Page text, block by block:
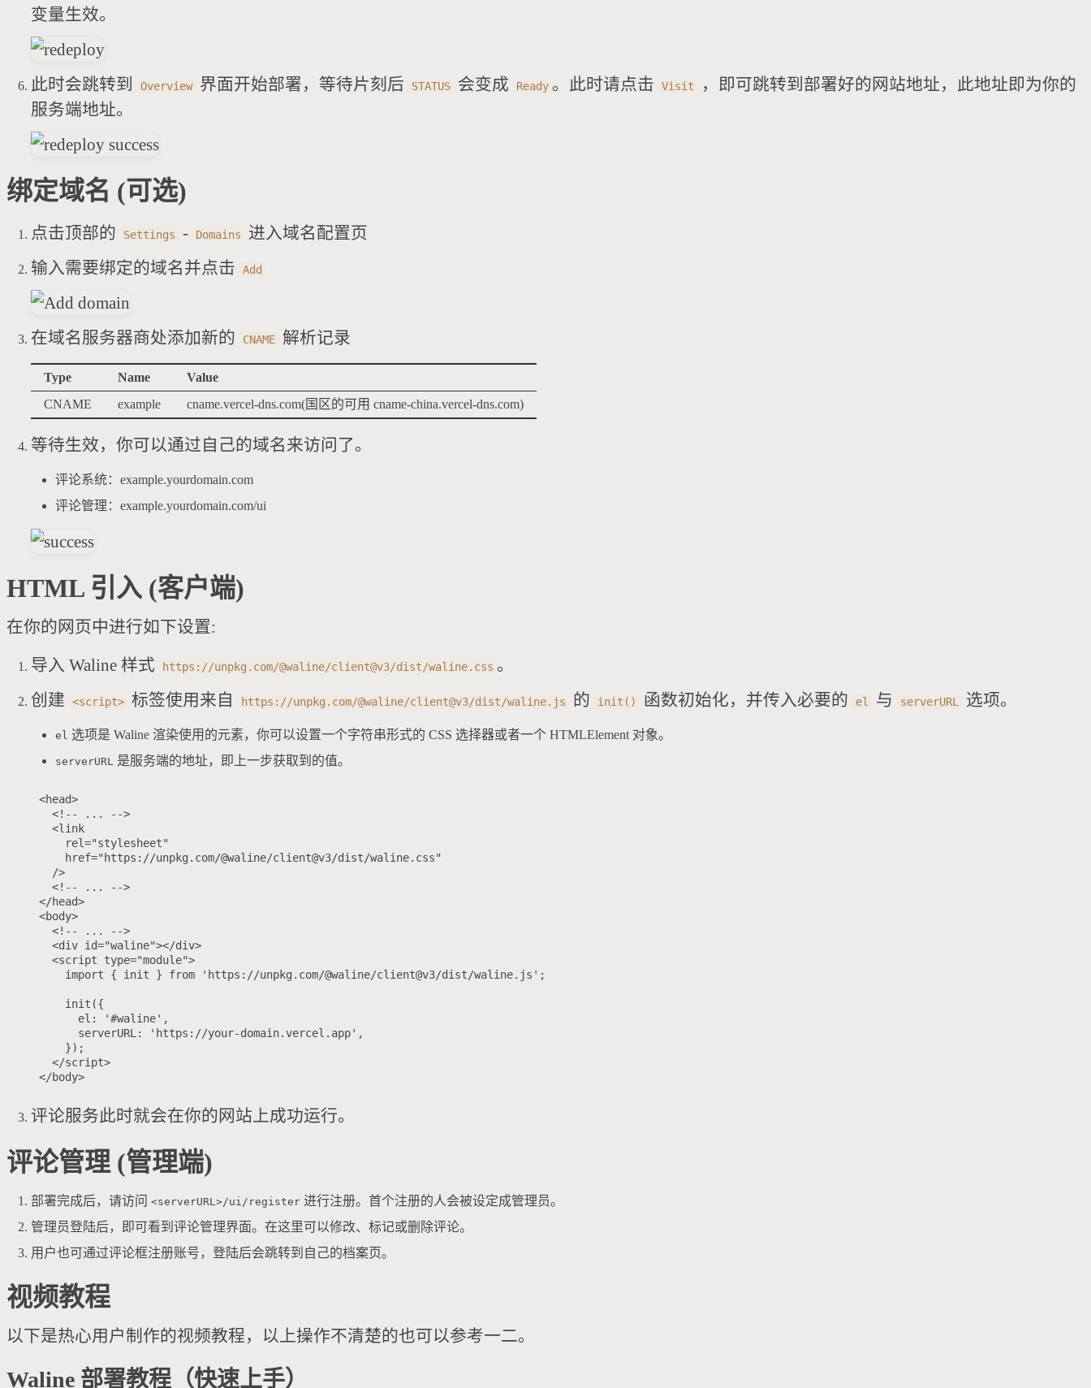
变量生效。
此时会跳转到 Overview 界面开始部署，等待片刻后 STATUS 会变成 Ready 。此时请点击 Visit
，即可跳转到部署好的网站地址，此地址即为你的
服务端地址。
绑定域名 (可选)
点击顶部的 Settings - Domains
进入域名配置页
输入需要绑定的域名并点击
Add
在域名服务器商处添加新的 CNAME 解析记录
Type Name
Value
CNAME
example cname.vercel-dns.com(国区的可用 cname-china.vercel-dns.com)
等待生效，你可以通过自己的域名来访问了。
评论系统：example.yourdomain.com
评论管理：example.yourdomain.com/ui
HTML 引入 (客户端)
在你的网页中进行如下设置:
导入 Waline 样式 https://unpkg.com/@waline/client@v3/dist/waline.css 。
创建
<script> 标签使用来自 https://unpkg.com/@waline/client@v3/dist/waline.js 的 init() 函数初始化，并传入必要的 el 与 serverURL 选项。
el 选项是 Waline 渲染使用的元素，你可以设置一个字符串形式的 CSS 选择器或者一个 HTMLElement 对象。
serverURL 是服务端的地址，即上一步获取到的值。
<head>
  <!-- ... -->
  <link
    rel="stylesheet"
    href="https://unpkg.com/@waline/client@v3/dist/waline.css"
  />
  <!-- ... -->
</head>
<body>
  <!-- ... -->
  <div id="waline"></div>
  <script type="module">
    import { init } from 'https://unpkg.com/@waline/client@v3/dist/waline.js';
    init({
      el: '#waline',
      serverURL: 'https://your-domain.vercel.app',
    });
  </script>
</body>
评论服务此时就会在你的网站上成功运行。
评论管理 (管理端)
部署完成后，请访问 <serverURL>/ui/register 进行注册。首个注册的人会被设定成管理员。
管理员登陆后，即可看到评论管理界面。在这里可以修改、标记或删除评论。
用户也可通过评论框注册账号，登陆后会跳转到自己的档案页。
视频教程
以下是热心用户制作的视频教程，以上操作不清楚的也可以参考一二。
Waline 部署教程（快速上手）